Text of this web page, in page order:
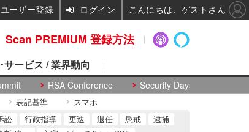
RSA Conference Security Days
サービス / 業界動向
表記基準 スマホ
訟 行政指導 更迭 退任 懲戒
逮捕
Scan PREMIUM 登録方法
ユーザー登録 ログイン こんにちは、ゲストさん